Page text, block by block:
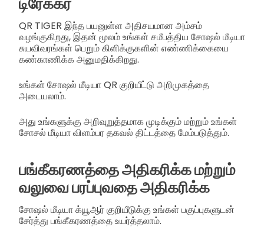
QR TIGER இந்த பயனுள்ள அதிசயமான அம்சம்
வழங்குகிறது, இதன் மூலம் உங்கள் சமீபத்திய சோஷல் மீடியா
சுயவிவரங்கள் பெறும் கிளிக்குகளின் எண்ணிக்கையை
கண்காணிக்க அனுமதிக்கிறது.
உங்கள் சோஷல் மீடியா QR குறியீட்டு அறிமுகத்தை
அடையலாம்.
அது உங்களுக்கு அறிவுறுத்தமாக முடிக்கும் மற்றும் உங்கள்
சோசல் மீடியா விளம்பர தகவல் திட்டத்தை மேம்படுத்தும்.
பங்கீகரணத்தை அதிகரிக்க மற்றும்
வலுவை பரப்புவதை அதிகரிக்க
சோஷல் மீடியா க்யூஆர் குறியீடுக்கு உங்கள் பகுப்புகளுடன்
சேர்த்து பங்கீகரணத்தை உயர்த்தலாம்.